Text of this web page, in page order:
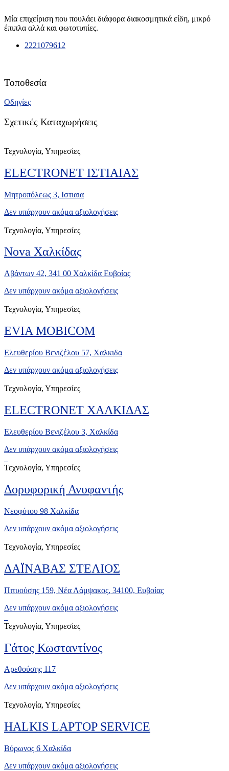
Μία επιχείριση που πουλάει διάφορα διακοσμητικά είδη, μικρό
έπιπλα αλλά και φωτοτυπίες.
2221079612
Τοποθεσία
Οδηγίες
Σχετικές Καταχωρήσεις
Τεχνολογία, Υπηρεσίες
ELECTRONET ΙΣΤΙΑΙΑΣ
Μητροπόλεως 3, Ιστιαια
Δεν υπάρχουν ακόμα αξιολογήσεις
Τεχνολογία, Υπηρεσίες
Nova Χαλκίδας
Αβάντων 42, 341 00 Χαλκίδα Ευβοίας
Δεν υπάρχουν ακόμα αξιολογήσεις
Τεχνολογία, Υπηρεσίες
EVIA MOBICOM
Ελευθερίου Βενιζέλου 57, Χαλκιδα
Δεν υπάρχουν ακόμα αξιολογήσεις
Τεχνολογία, Υπηρεσίες
ELECTRONET ΧΑΛΚΙΔΑΣ
Ελευθερίου Βενιζέλου 3, Χαλκίδα
Δεν υπάρχουν ακόμα αξιολογήσεις
Τεχνολογία, Υπηρεσίες
Δορυφορική Ανυφαντής
Νεοφύτου 98 Χαλκίδα
Δεν υπάρχουν ακόμα αξιολογήσεις
Τεχνολογία, Υπηρεσίες
ΔΑΪΝΑΒΑΣ ΣΤΕΛΙΟΣ
Πιτυούσης 159, Νέα Λάμψακος, 34100, Ευβοίας
Δεν υπάρχουν ακόμα αξιολογήσεις
Τεχνολογία, Υπηρεσίες
Γάτος Κωσταντίνος
Αρεθούσης 117
Δεν υπάρχουν ακόμα αξιολογήσεις
Τεχνολογία, Υπηρεσίες
HALKIS LAPTOP SERVICE
Βύρωνος 6 Χαλκίδα
Δεν υπάρχουν ακόμα αξιολογήσεις